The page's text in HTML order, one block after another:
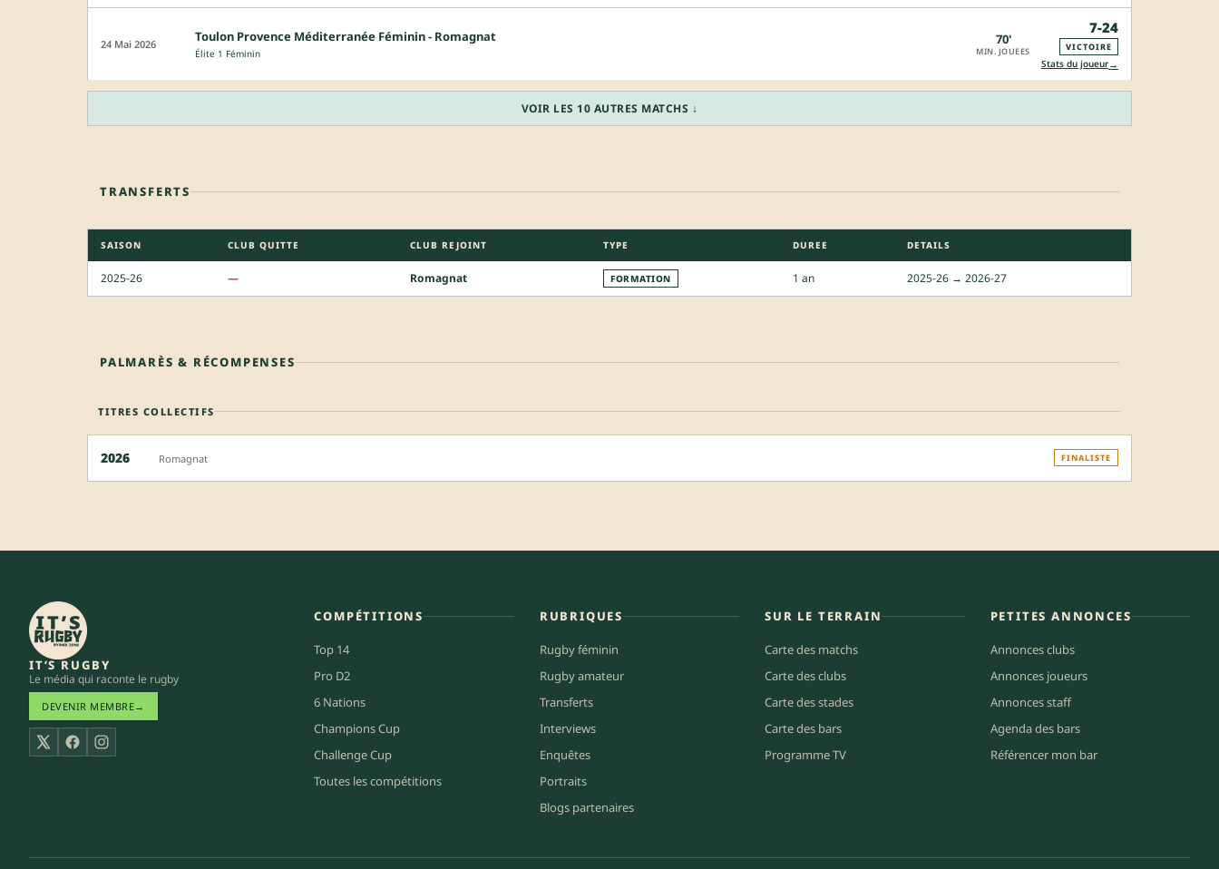
24 Mai 2026 Toulon Provence Méditerranée Féminin - Romagnat
Élite 1 Féminin
70'
MIN. JOUEES
7-24
VICTOIRE
Stats du joueur→
VOIR LES 10 AUTRES MATCHS ↓
TRANSFERTS
SAISON CLUB QUITTE CLUB REJOINT TYPE DUREE DETAILS
2025-26 — Romagnat FORMATION 1 an 2025-26 → 2026-27
PALMARÈS & RÉCOMPENSES
TITRES COLLECTIFS
2026 Romagnat FINALISTE
IT’S RUGBY
Le média qui raconte le rugby
DEVENIR MEMBRE→
X FacebookInstagram
COMPÉTITIONS
Top 14
Pro D2
6 Nations
Champions Cup
Challenge Cup
Toutes les compétitions
RUBRIQUES
Rugby féminin
Rugby amateur
Transferts
Interviews
Enquêtes
Portraits
Blogs partenaires
SUR LE TERRAIN
Carte des matchs
Carte des clubs
Carte des stades
Carte des bars
Programme TV
PETITES ANNONCES
Annonces clubs
Annonces joueurs
Annonces staff
Agenda des bars
Référencer mon bar